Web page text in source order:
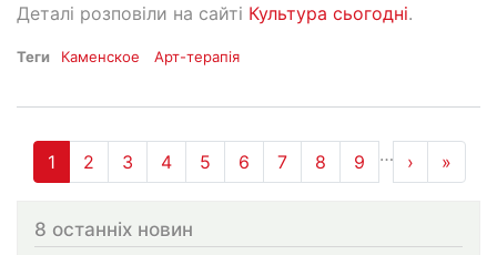
Деталі розповіли на сайті Культура сьогодні.
Теги Каменское Арт-терапія
Нумерация
страниц
1 2 3 4 5 6 7 8 9 … › »
8 останніх новин